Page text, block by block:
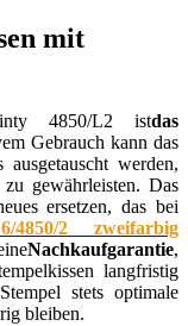
mit
4850/L2 istdas
Gebrauch kann das
werden,
gewährleisten. Das
ersetzen, das bei
4850/2 zweifarbig
Nachkaufgarantie,
langfristig
stets optimale
bleiben.